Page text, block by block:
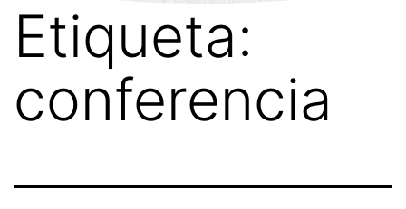
Etiqueta:
conferencia